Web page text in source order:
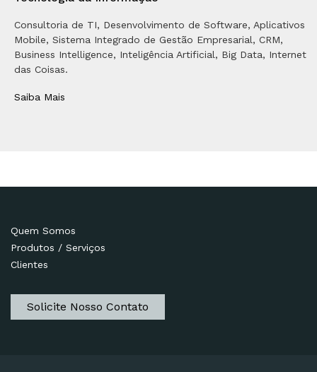
Consultoria de TI, Desenvolvimento de Software, Aplicativos
Mobile, Sistema Integrado de Gestão Empresarial, CRM,
Business Intelligence, Inteligência Artificial, Big Data, Internet
das Coisas.
Saiba Mais
Quem Somos
Produtos / Serviços
Clientes
Solicite Nosso Contato